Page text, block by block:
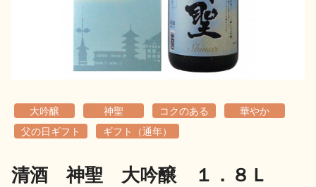
地酒解体新書
お楽しみコンテンツ
大吟醸 神聖 コクのある
華やか
父の日ギフト
ギフト（通年）
清酒 神聖 大吟醸 １．８Ｌ